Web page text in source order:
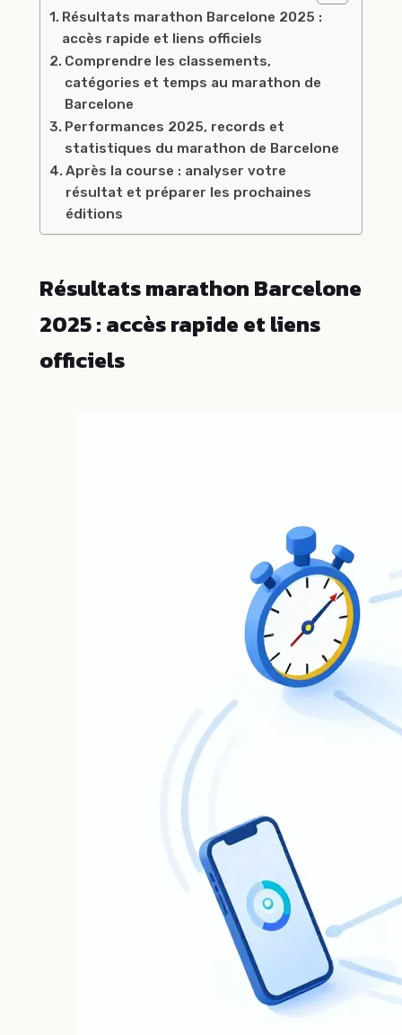
Résultats marathon Barcelone 2025 :
accès rapide et liens officiels
Comprendre les classements,
catégories et temps au marathon de
Barcelone
Performances 2025, records et
statistiques du marathon de Barcelone
Après la course : analyser votre
résultat et préparer les prochaines
éditions
Résultats marathon Barcelone
2025 : accès rapide et liens
officiels